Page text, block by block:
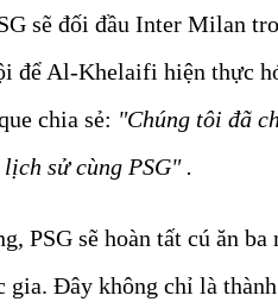
sẽ đối đầu Inter Milan
để Al-Khelaifi hiện thực
chia sẻ: "Chúng tôi đã
sử cùng PSG" .
PSG sẽ hoàn tất cú ăn
gia. Đây không chỉ là